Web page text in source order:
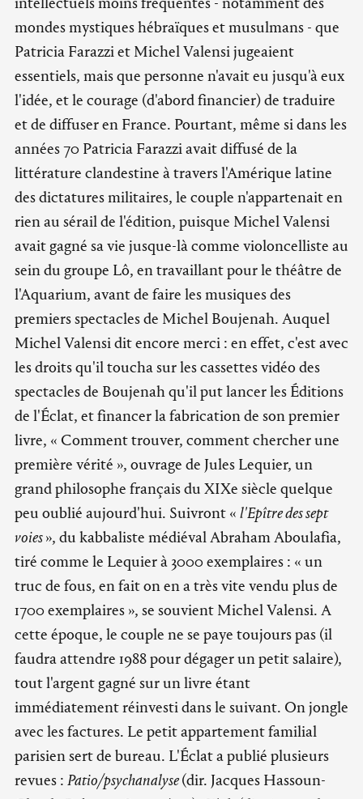
mondes mystiques hébraïques et musulmans - que
Patricia Farazzi et Michel Valensi jugeaient
essentiels, mais que personne n'avait eu jusqu'à eux
l'idée, et le courage (d'abord financier) de traduire
et de diffuser en France. Pourtant, même si dans les
années 70 Patricia Farazzi avait diffusé de la
littérature clandestine à travers l'Amérique latine
des dictatures militaires, le couple n'appartenait en
rien au sérail de l'édition, puisque Michel Valensi
avait gagné sa vie jusque-là comme violoncelliste au
sein du groupe Lô, en travaillant pour le théâtre de
l'Aquarium, avant de faire les musiques des
premiers spectacles de Michel Boujenah. Auquel
Michel Valensi dit encore merci : en effet, c'est avec
les droits qu'il toucha sur les cassettes vidéo des
spectacles de Boujenah qu'il put lancer les Éditions
de l'Éclat, et financer la fabrication de son premier
livre, « Comment trouver, comment chercher une
première vérité », ouvrage de Jules Lequier, un
grand philosophe français du XIXe siècle quelque
peu oublié aujourd'hui. Suivront « l'Epître des sept
voies», du kabbaliste médiéval Abraham Aboulafia,
tiré comme le Lequier à 3000 exemplaires : « un
truc de fous, en fait on en a très vite vendu plus de
1700 exemplaires », se souvient Michel Valensi. A
cette époque, le couple ne se paye toujours pas (il
faudra attendre 1988 pour dégager un petit salaire),
tout l'argent gagné sur un livre étant
immédiatement réinvesti dans le suivant. On jongle
avec les factures. Le petit appartement familial
parisien sert de bureau. L'Éclat a publié plusieurs
revues : Patio/psychanalyse(dir. Jacques Hassoun-